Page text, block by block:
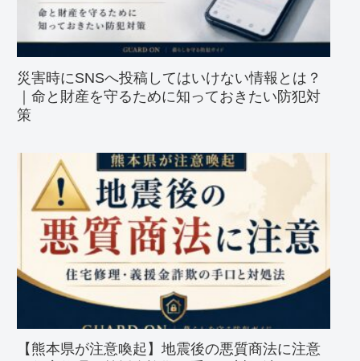
災害時にSNSへ投稿してはいけない情報とは？
｜命と財産を守るために知っておきたい防犯対
策
【熊本県が注意喚起】地震後の悪質商法に注意